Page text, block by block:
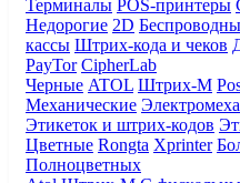
Терминалы POS-принтеры
Недорогие 2D
кассы Штрих-кода и чеков
PayTor CipherLab
Черные ATOL Штрих-М
Механические
Этикеток и штрих-кодов
Цветные Rongta Xprinter
Полноцветных